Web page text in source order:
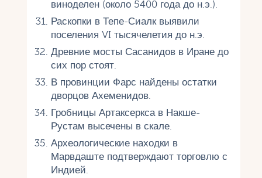
виноделен (около 5400 года до н.э.).
Раскопки в Тепе-Сиалк выявили
поселения VI тысячелетия до н.э.
Древние мосты Сасанидов в Иране до
сих пор стоят.
В провинции Фарс найдены остатки
дворцов Ахеменидов.
Гробницы Артаксеркса в Накше-
Рустам высечены в скале.
Археологические находки в
Марвдаште подтверждают торговлю с
Индией.